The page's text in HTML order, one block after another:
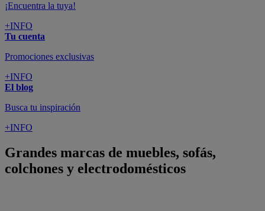
¡Encuentra la tuya!
+INFO
Tu cuenta
Promociones exclusivas
+INFO
El blog
Busca tu inspiración
+INFO
Grandes marcas de muebles, sofás,
colchones y electrodomésticos